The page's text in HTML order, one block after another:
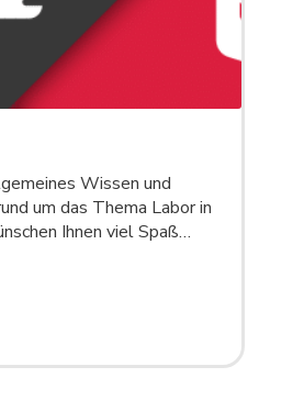
Wissen und
um das Thema Labor in
Ihnen viel Spaß…